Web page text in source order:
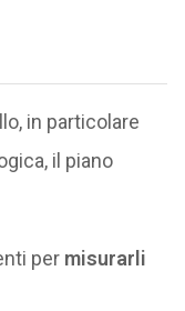
in particolare
il piano
per misurarli